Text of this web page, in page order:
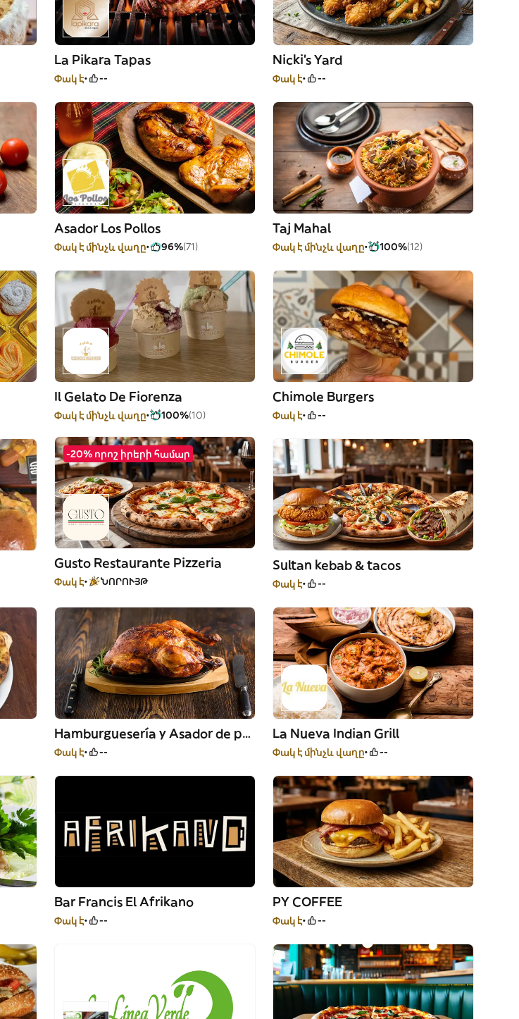
La Pikara Tapas
Փակ է --
Nicki’s Yard
Փակ է --
Asador Los Pollos
Փակ է մինչև վաղը 96%(71)
Taj Mahal
Փակ է մինչև վաղը 100%(12)
Il Gelato De Fiorenza
Փակ է մինչև վաղը 100%(10)
Chimole Burgers
Փակ է --
-20% որոշ իրերի համար
Gusto Restaurante Pizzeria
Փակ է ՆՈՐՈՒՅԹ
Sultan kebab & tacos
Փակ է --
Hamburguesería y Asador de pollo loli
Փակ է --
La Nueva Indian Grill
Փակ է մինչև վաղը --
Bar Francis El Afrikano
Փակ է --
PY COFFEE
Փակ է --